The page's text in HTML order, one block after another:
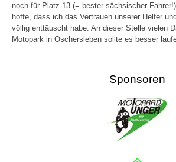
noch für Platz 13 (= bester sächsischer
hoffe, dass ich das Vertrauen unserer Helfer
völlig enttäuscht habe. An dieser Stelle vielen
Motopark in Oschersleben sollte es besser
Sponsoren